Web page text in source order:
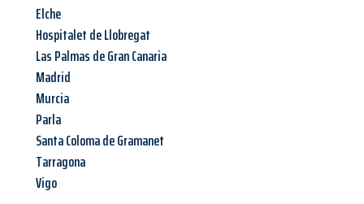
Elche
Hospitalet de Llobregat
Las Palmas de Gran Canaria
Madrid
Murcia
Parla
Santa Coloma de Gramanet
Tarragona
Vigo